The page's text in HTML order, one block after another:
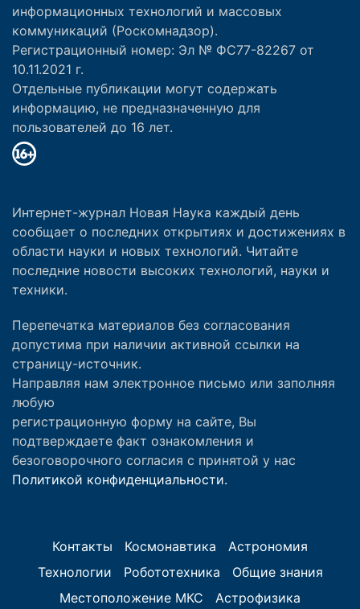
информационных технологий и массовых
коммуникаций (Роскомнадзор).
Регистрационный номер: Эл № ФС77-82267 от
10.11.2021 г.
Отдельные публикации могут содержать
информацию, не предназначенную для
пользователей до 16 лет.
Интернет-журнал Новая Наука каждый день
сообщает о последних открытиях и достижениях в
области науки и новых технологий. Читайте
последние новости высоких технологий, науки и
техники.
Перепечатка материалов без согласования
допустима при наличии активной ссылки на
страницу-источник.
Направляя нам электронное письмо или заполняя
любую
регистрационную форму на сайте, Вы
подтверждаете факт ознакомления и
безоговорочного согласия с принятой у нас
Политикой конфиденциальности.
Контакты Космонавтика
Астрономия
Технологии
Робототехника
Общие знания
Местоположение МКС
Астрофизика